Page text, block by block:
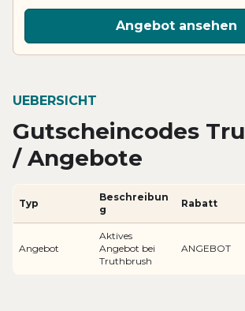
Angebot ansehen
UEBERSICHT
Gutscheincodes
/ Angebote
Typ
Beschreibun
g
Rabatt
Angebot
Aktives
Angebot bei
Truthbrush
ANGEBOT